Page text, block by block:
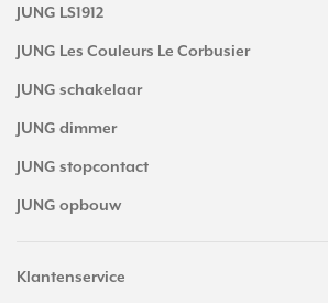
JUNG LS1912
JUNG Les Couleurs Le Corbusier
JUNG schakelaar
JUNG dimmer
JUNG stopcontact
JUNG opbouw
Klantenservice